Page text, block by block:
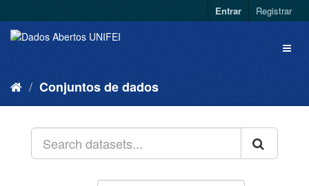
Entrar Registrar
Conjuntos de dados